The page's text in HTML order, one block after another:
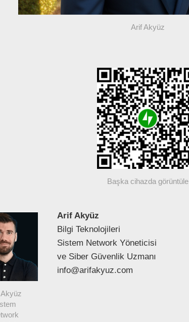
Arif Akyüz
Başka cihazda görüntüle
Arif Akyüz
Bilgi Teknolojileri
Sistem Network Yöneticisi
ve Siber Güvenlik Uzmanı
info@arifakyuz.com